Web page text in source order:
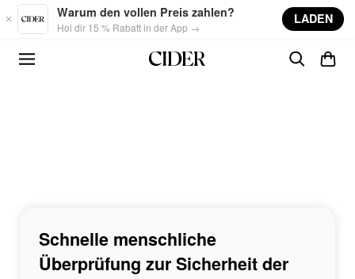
Skip to main content
Warum den vollen Preis zahlen?
Hol dir 15 % Rabatt in der App →
LADEN
Schnelle menschliche
Überprüfung zur Sicherheit der